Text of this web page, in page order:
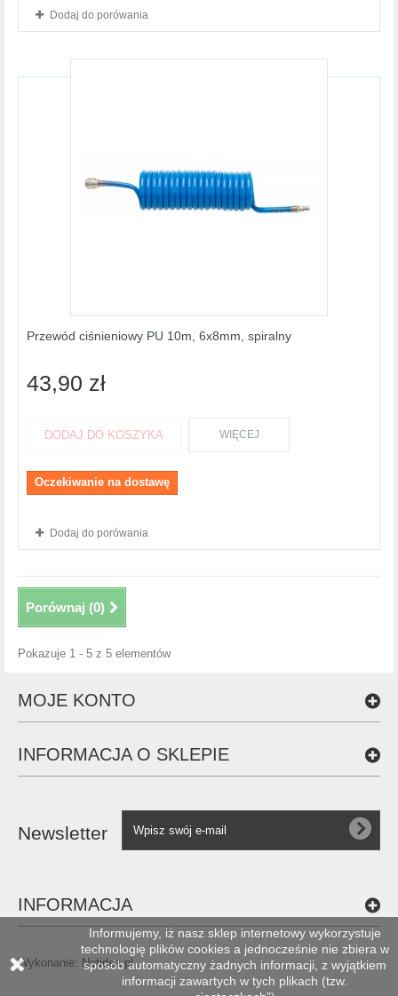
Dodaj do porówania
Przewód ciśnieniowy PU 10m, 6x8mm, spiralny
43,90 zł
DODAJ DO KOSZYKA WIĘCEJ
Oczekiwanie na dostawę
Dodaj do porówania
Porównaj (0)
Pokazuje 1 - 5 z 5 elementów
MOJE KONTO
INFORMACJA O SKLEPIE
Newsletter
INFORMACJA
Informujemy, iż nasz sklep internetowy wykorzystuje
technologię plików cookies a jednocześnie nie zbiera w
sposób automatyczny żadnych informacji, z wyjątkiem
informacji zawartych w tych plikach (tzw.
Wykonanie: Netidea.pl